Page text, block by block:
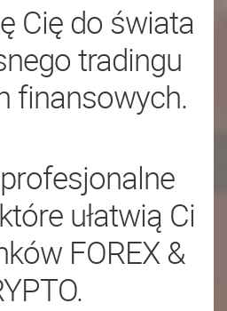
Cię do świata
tradingu
finansowych.
ułatwią Ci
FOREX &